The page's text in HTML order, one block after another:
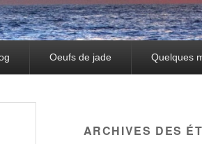
Oeufs de jade Quelques
ARCHIVES DES